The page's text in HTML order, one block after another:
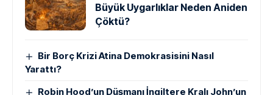
Büyük Uygarlıklar Neden Aniden
Çöktü?
Bir Borç Krizi Atina Demokrasisini Nasıl
Yarattı?
Robin Hood’un Düşmanı İngiltere Kralı John’un